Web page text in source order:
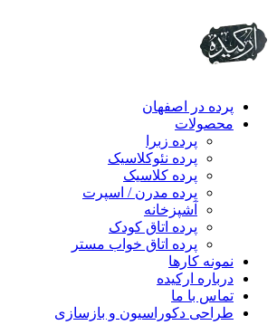
پرده در اصفهان
محصولات
پرده زبرا
پرده نئوکلاسیک
پرده کلاسیک
پرده مدرن / اسپرت
آشپزخانه
پرده اتاق کودک
پرده اتاق خواب مستر
نمونه کارها
درباره ارکیده
تماس با ما
طراحی دکوراسیون و بازسازی